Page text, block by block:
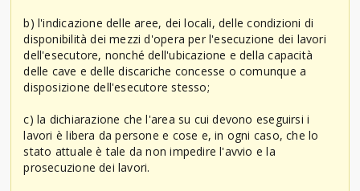
b) l'indicazione delle aree, dei locali, delle condizioni di
disponibilità dei mezzi d'opera per l'esecuzione dei lavori
dell'esecutore, nonché dell'ubicazione e della capacità
delle cave e delle discariche concesse o comunque a
disposizione dell'esecutore stesso;
c) la dichiarazione che l'area su cui devono eseguirsi i
lavori è libera da persone e cose e, in ogni caso, che lo
stato attuale è tale da non impedire l'avvio e la
prosecuzione dei lavori.